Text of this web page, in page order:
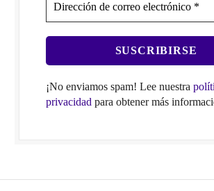
¡No enviamos spam! Lee nuestra
privacidadpara obtener más